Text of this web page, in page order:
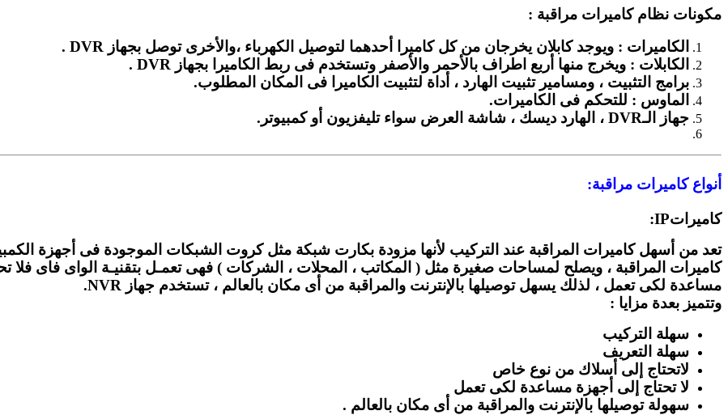
مكونات نظام كاميرات مراقبة :
الكاميرات : ويوجد كابلان يخرجان من كل كاميرا أحدهما لتوصيل الكهرباء ،والأخرى توصل بجهاز DVR .
الكابلات : ويخرج منها أربع اطراف بالأحمر والأصفر وتستخدم فى ربط الكاميرا بجهاز DVR .
برامج التثبيت ، ومسامير تثبيت الهارد ، أداة لتثبيت الكاميرا فى المكان المطلوب.
الماوس : للتحكم فى الكاميرات.
جهاز الـDVR ، الهارد ديسك ، شاشة العرض سواء تليفزيون أو كمبيوتر.
أنواع كاميرات مراقبة:
كاميراتIP:
تعد من أسهل كاميرات المراقبة عند التركيب لأنها مزودة بكارت شبكة مثل كروت الشبكات الموجودة فى أجهزة
كاميرات المراقبة ، ويصلح لمساحات صغيرة مثل ( المكاتب ، المحلات ، الشركات ) فهى تعمـل بتقنيـة الواى فاى فلا
مساعدة لكى تعمل ، لذلك يسهل توصيلها بالإنترنت والمراقبة من أى مكان بالعالم ، تستخدم جهاز NVR.
وتتميز بعدة مزايا :
سهلة التركيب
سهلة التعريف
لاتحتاج إلى أسلاك من نوع خاص
لا تحتاج إلى أجهزة مساعدة لكى تعمل
سهولة توصيلها بالإنترنت والمراقبة من أى مكان بالعالم .